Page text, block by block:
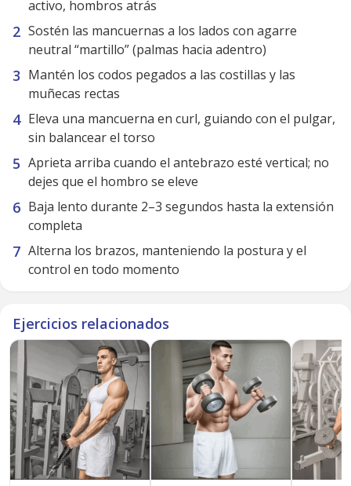
activo, hombros atrás
Sostén las mancuernas a los lados con agarre
neutral “martillo” (palmas hacia adentro)
Mantén los codos pegados a las costillas y las
muñecas rectas
Eleva una mancuerna en curl, guiando con el pulgar,
sin balancear el torso
Aprieta arriba cuando el antebrazo esté vertical; no
dejes que el hombro se eleve
Baja lento durante 2–3 segundos hasta la extensión
completa
Alterna los brazos, manteniendo la postura y el
control en todo momento
Ejercicios relacionados